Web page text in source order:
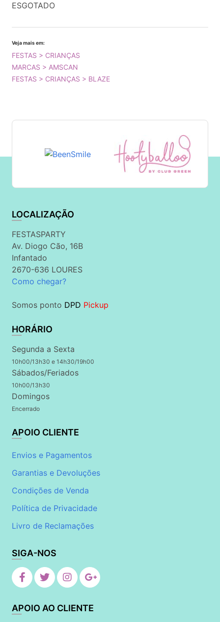
ESGOTADO
Veja mais em:
FESTAS > CRIANÇAS
MARCAS > AMSCAN
FESTAS > CRIANÇAS > BLAZE
LOCALIZAÇÃO
FESTASPARTY
Av. Diogo Cão, 16B
Infantado
2670-636 LOURES
Como chegar?
Somos ponto DPD Pickup
HORÁRIO
Segunda a Sexta
10h00/13h30 e 14h30/19h00
Sábados/Feriados
10h00/13h30
Domingos
Encerrado
APOIO CLIENTE
Envios e Pagamentos
Garantias e Devoluções
Condições de Venda
Política de Privacidade
Livro de Reclamações
SIGA-NOS
APOIO AO CLIENTE